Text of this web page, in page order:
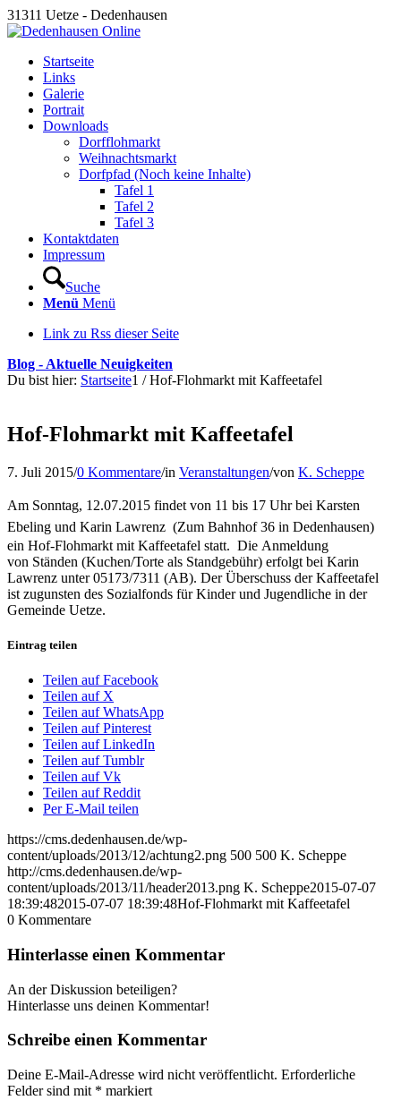
31311 Uetze - Dedenhausen
Startseite
Links
Galerie
Portrait
Downloads
Dorfflohmarkt
Weihnachtsmarkt
Dorfpfad (Noch keine Inhalte)
Tafel 1
Tafel 2
Tafel 3
Kontaktdaten
Impressum
Suche
Menü Menü
Link zu Rss dieser Seite
Blog - Aktuelle Neuigkeiten
Du bist hier: Startseite1 / Hof-Flohmarkt mit Kaffeetafel
Hof-Flohmarkt mit Kaffeetafel
7. Juli 2015/0 Kommentare/in Veranstaltungen/von K. Scheppe
Am Sonntag, 12.07.2015 findet von 11 bis 17 Uhrbei Karsten
Ebeling und Karin Lawrenz (Zum Bahnhof 36 in Dedenhausen)
ein Hof-Flohmarkt mit Kaffeetafel statt. Die Anmeldung
von Ständen (Kuchen/Torte als Standgebühr) erfolgt bei Karin
Lawrenz unter 05173/7311 (AB). Der Überschuss der Kaffeetafel
ist zugunsten des Sozialfonds für Kinder und Jugendliche in der
Gemeinde Uetze.
Eintrag teilen
Teilen auf Facebook
Teilen auf X
Teilen auf WhatsApp
Teilen auf Pinterest
Teilen auf LinkedIn
Teilen auf Tumblr
Teilen auf Vk
Teilen auf Reddit
Per E-Mail teilen
https://cms.dedenhausen.de/wp-
content/uploads/2013/12/achtung2.png 500 500 K. Scheppe
http://cms.dedenhausen.de/wp-
content/uploads/2013/11/header2013.png K. Scheppe2015-07-07
18:39:482015-07-07 18:39:48Hof-Flohmarkt mit Kaffeetafel
0 Kommentare
Hinterlasse einen Kommentar
An der Diskussion beteiligen?
Hinterlasse uns deinen Kommentar!
Schreibe einen Kommentar
Deine E-Mail-Adresse wird nicht veröffentlicht. Erforderliche
Felder sind mit * markiert